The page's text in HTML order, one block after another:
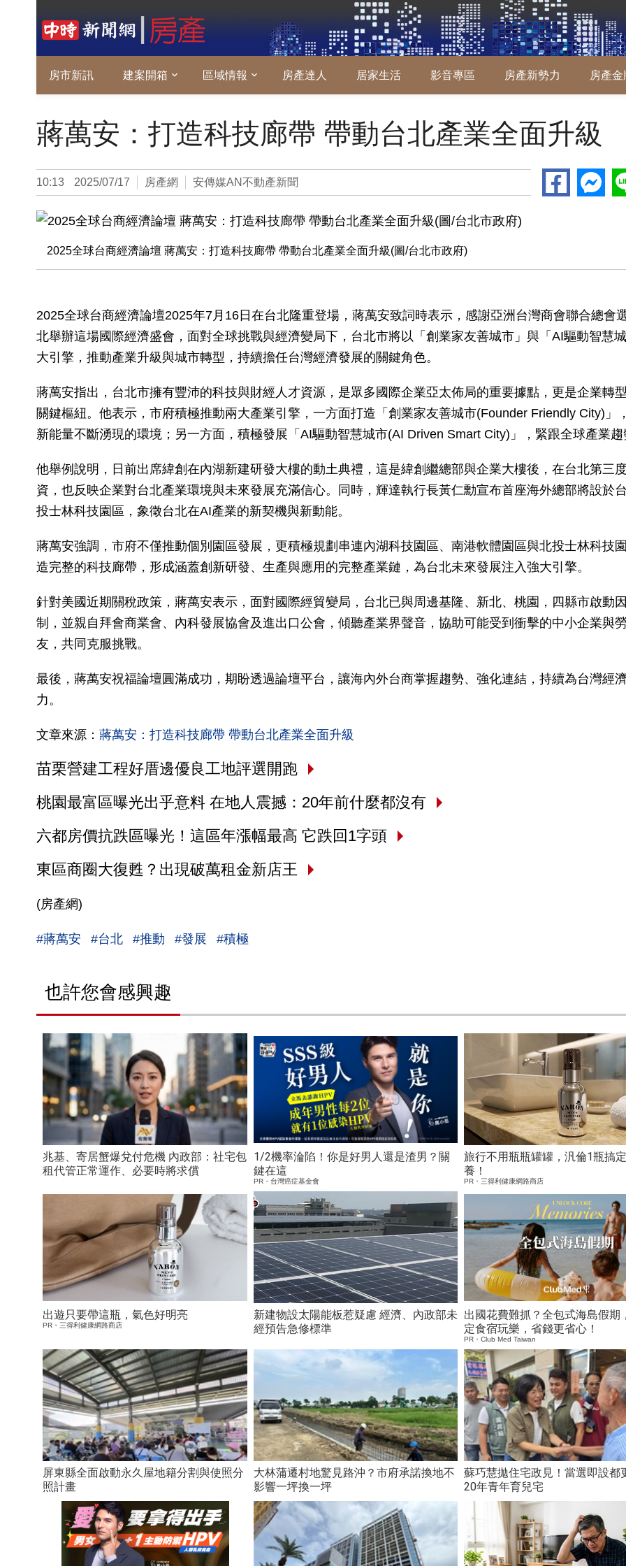
房市新訊 建案開箱 區域情報 房產達人 居家生活 影音專區 房產新勢力 房產金
蔣萬安：打造科技廊帶 帶動台北產業全面升級
10:13 2025/07/17 房產網 安傳媒AN不動產新聞
2025全球台商經濟論壇 蔣萬安：打造科技廊帶 帶動台北產業全面升級(圖/台北市政府)
2025全球台商經濟論壇2025年7月16日在台北隆重登場，蔣萬安致詞時表示，感謝亞洲台灣商會聯合總會
北舉辦這場國際經濟盛會，面對全球挑戰與經濟變局下，台北市將以「創業家友善城市」與「AI驅動智慧
大引擎，推動產業升級與城市轉型，持續擔任台灣經濟發展的關鍵角色。
蔣萬安指出，台北市擁有豐沛的科技與財經人才資源，是眾多國際企業亞太佈局的重要據點，更是企業轉
關鍵樞紐。他表示，市府積極推動兩大產業引擎，一方面打造「創業家友善城市(Founder Friendly City)」
新能量不斷湧現的環境；另一方面，積極發展「AI驅動智慧城市(AI Driven Smart City)」，緊跟全球產業
他舉例說明，日前出席緯創在內湖新建研發大樓的動土典禮，這是緯創繼總部與企業大樓後，在台北第三
資，也反映企業對台北產業環境與未來發展充滿信心。同時，輝達執行長黃仁勳宣布首座海外總部將設於
投士林科技園區，象徵台北在AI產業的新契機與新動能。
蔣萬安強調，市府不僅推動個別園區發展，更積極規劃串連內湖科技園區、南港軟體園區與北投士林科技
造完整的科技廊帶，形成涵蓋創新研發、生產與應用的完整產業鏈，為台北未來發展注入強大引擎。
針對美國近期關稅政策，蔣萬安表示，面對國際經貿變局，台北已與周邊基隆、新北、桃園，四縣市啟動
制，並親自拜會商業會、內科發展協會及進出口公會，傾聽產業界聲音，協助可能受到衝擊的中小企業與
友，共同克服挑戰。
最後，蔣萬安祝福論壇圓滿成功，期盼透過論壇平台，讓海內外台商掌握趨勢、強化連結，持續為台灣經
力。
文章來源： 蔣萬安：打造科技廊帶 帶動台北產業全面升級
苗栗營建工程好厝邊優良工地評選開跑
桃園最富區曝光出乎意料 在地人震撼：20年前什麼都沒有
六都房價抗跌區曝光！這區年漲幅最高 它跌回1字頭
東區商圈大復甦？出現破萬租金新店王
(房產網)
#蔣萬安 #台北 #推動 #發展 #積極
也許您會感興趣
兆基、寄居蟹爆兌付危機 內政部：社宅包
租代管正常運作、必要時將求償
1/2機率淪陷！你是好男人還是渣男？關
鍵在這
PR・台灣癌症基金會
旅行不用瓶瓶罐罐，汎倫1瓶搞
養！
PR・三得利健康網路商店
出遊只要帶這瓶，氣色好明亮
PR・三得利健康網路商店
新建物設太陽能板惹疑慮 經濟、內政部未
經預告急修標準
出國花費難抓？全包式海島假期
定食宿玩樂，省錢更省心！
PR・Club Med Taiwan
屏東縣全面啟動永久屋地籍分割與使照分
照計畫
大林蒲遷村地驚見路沖？市府承諾換地不
影響一坪換一坪
蘇巧慧拋住宅政見！當選即設都
20年青年育兒宅